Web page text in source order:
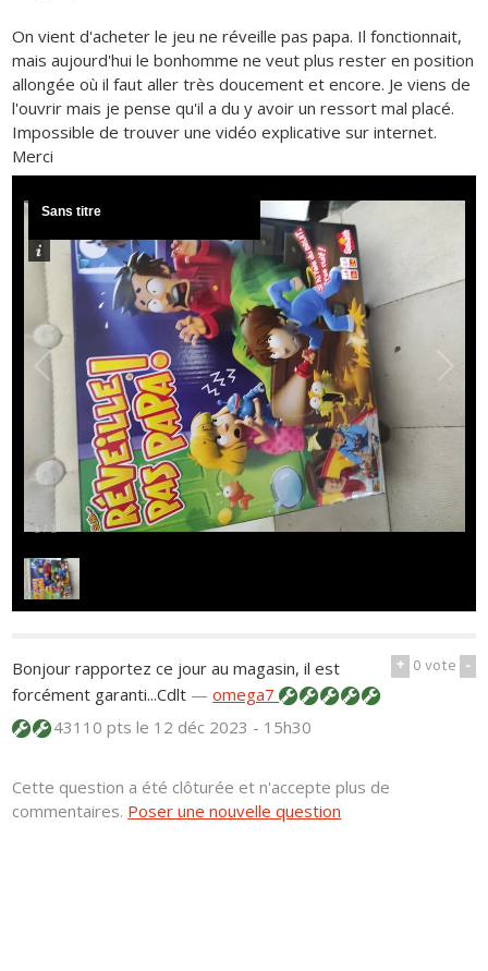
On vient d'acheter le jeu ne réveille pas papa. Il fonctionnait,
mais aujourd'hui le bonhomme ne veut plus rester en position
allongée où il faut aller très doucement et encore. Je viens de
l'ouvrir mais je pense qu'il a du y avoir un ressort mal placé.
Impossible de trouver une vidéo explicative sur internet.
Merci
1 / 1
Sans titre
+ 0vote -
Bonjour rapportez ce jour au magasin, il est
forcément garanti...Cdlt —omega7
43110 ptsle 12 déc 2023 - 15h30
Cette question a été clôturée et n'accepte plus de
commentaires. Poser une nouvelle question